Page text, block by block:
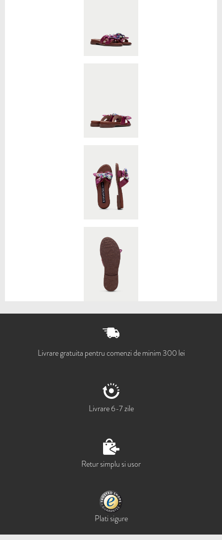
Livrare gratuita pentru comenzi de minim 300 lei
Livrare 6-7 zile
Retur simplu si usor
Plati sigure